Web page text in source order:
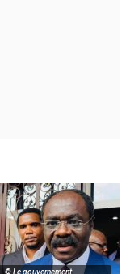
© Le gouvernement